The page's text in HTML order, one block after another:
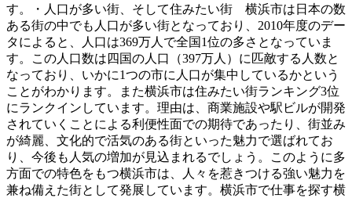
す。・人口が多い街、そして住みたい街 横浜市は日本の数
ある街の中でも人口が多い街となっており、2010年度のデー
タによると、人口は369万人で全国1位の多さとなっていま
す。この人口数は四国の人口（397万人）に匹敵する人数と
なっており、いかに1つの市に人口が集中しているかという
ことがわかります。また横浜市は住みたい街ランキング3位
にランクインしています。理由は、商業施設や駅ビルが開発
されていくことによる利便性面での期待であったり、街並み
が綺麗、文化的で活気のある街といった魅力で選ばれてお
り、今後も人気の増加が見込まれるでしょう。このように多
方面での特色をもつ横浜市は、人々を惹きつける強い魅力を
兼ね備えた街として発展しています。横浜市で仕事を探す横